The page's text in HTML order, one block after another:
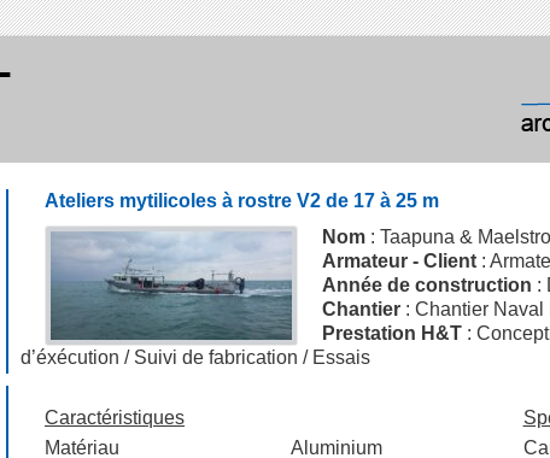
Ateliers mytilicoles à rostre V2 de 17 à 25 m
Nom : Taapuna &
Armateur - Client :
Année de construction :
Chantier : Chantier
Prestation H&T :
d’éxécution / Suivi de fabrication / Essais
Caractéristiques
Matériau
Aluminium